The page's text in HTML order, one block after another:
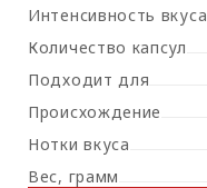
Интенсивность вкуса
Количество капсул
Подходит для
Происхождение
Нотки вкуса
Вес, грамм